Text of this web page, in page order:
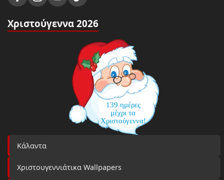
Χριστούγεννα 2026
139 ημέρες
μέχρι τα
Χριστούγεννα!
Κάλαντα
Χριστουγεννιάτικα Wallpapers